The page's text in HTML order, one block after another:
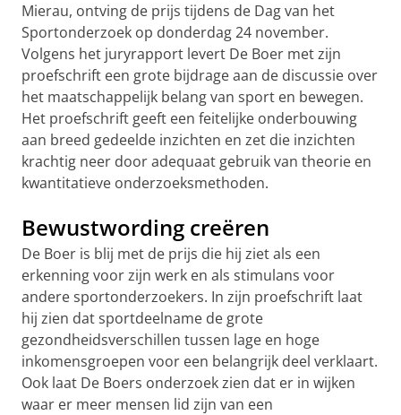
Mierau, ontving de prijs tijdens de Dag van het
Sportonderzoek op donderdag 24 november.
Volgens het juryrapport levert De Boer met zijn
proefschrift een grote bijdrage aan de discussie over
het maatschappelijk belang van sport en bewegen.
Het proefschrift geeft een feitelijke onderbouwing
aan breed gedeelde inzichten en zet die inzichten
krachtig neer door adequaat gebruik van theorie en
kwantitatieve onderzoeksmethoden.
Bewustwording creëren
De Boer is blij met de prijs die hij ziet als een
erkenning voor zijn werk en als stimulans voor
andere sportonderzoekers. In zijn proefschrift laat
hij zien dat sportdeelname de grote
gezondheidsverschillen tussen lage en hoge
inkomensgroepen voor een belangrijk deel verklaart.
Ook laat De Boers onderzoek zien dat er in wijken
waar er meer mensen lid zijn van een